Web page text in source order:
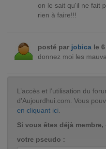
on le sait qu'il ne fait
rien à faire!!!
posté par jobicale 6
donnez moi les
L’accès et l’utilisation du
d'Aujourdhui.com. Vous
en cliquant ici
Si vous êtes déjà
votre pseudo :